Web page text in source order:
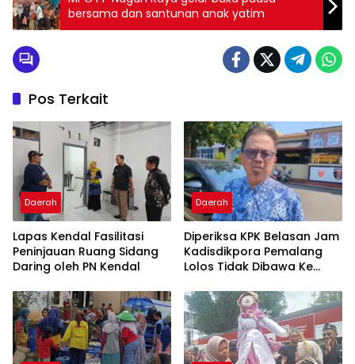
bersama dan santunan anak yatim
Pos Terkait
Daerah
Lapas Kendal Fasilitasi
Peninjauan Ruang Sidang
Daring oleh PN Kendal
Daerah
Diperiksa KPK Belasan Jam
Kadisdikpora Pemalang
Lolos Tidak Dibawa Ke